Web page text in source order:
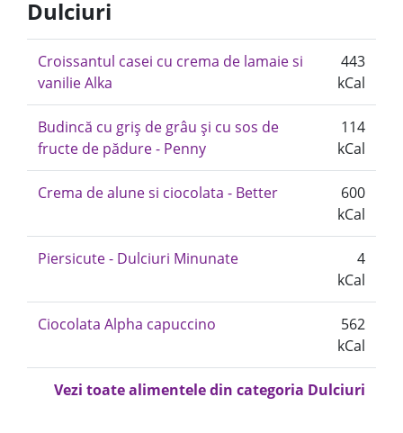
Dulciuri
Croissantul casei cu crema de lamaie si
vanilie Alka
443
kCal
Budincă cu griș de grâu și cu sos de
fructe de pădure - Penny
114
kCal
Crema de alune si ciocolata - Better
600
kCal
Piersicute - Dulciuri Minunate
4
kCal
Ciocolata Alpha capuccino
562
kCal
Vezi toate alimentele din categoria Dulciuri